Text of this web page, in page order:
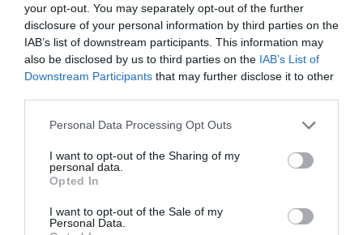
your opt-out. You may separately opt-out of the further
disclosure of your personal information by third parties on the
IAB’s list of downstream participants. This information may
also be disclosed by us to third parties on the IAB’s List of
Downstream Participants that may further disclose it to other
Please note that this website/app uses one or more Google
not limited to your visit or usage behaviour. You may click to
grant or deny consent to Google and its third-party tags to
use your data for below specified purposes in below Google
consent section.
Personal Data Processing Opt Outs
I want to opt-out of the Sharing of my
personal data.
Opted In
I want to opt-out of the Sale of my
Personal Data.
Bonaccini e il mito delle barricate di Parma: quando